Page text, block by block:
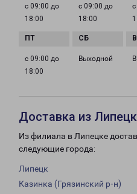
с 09:00 до
18:00
с 09:00 до
18:00
с 09:00 до
18:00
Выходной
Доставка из
Из филиала в Липецке
следующие города:
Липецк
Казинка (Грязинский р-н)